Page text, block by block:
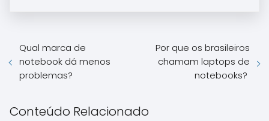
Qual marca de
notebook dá menos
problemas?
Por que os brasileiros
chamam laptops de
notebooks?
Conteúdo Relacionado